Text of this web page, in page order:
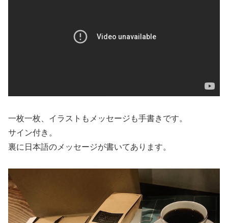
一枚一枚、イラストもメッセージも手書きです。
サイン付き。
裏に日本語のメッセージが書いてあります。